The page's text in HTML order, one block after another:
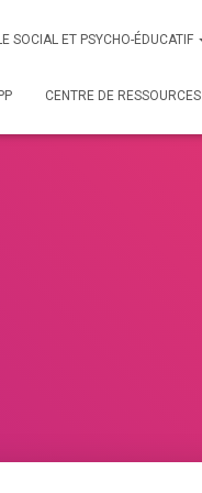
SOCIAL ET PSYCHO-ÉDUCATIF
CENTRE DE RESSOURCES